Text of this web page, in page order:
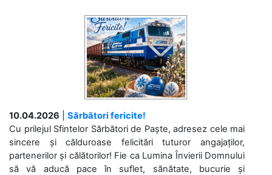
10.04.2026
Sărbători fericite!
Cu prilejul Sfintelor Sărbători de Paște, adresez cele mai
sincere și călduroase felicitări tuturor angajaților,
partenerilor și călătorilor! Fie ca Lumina Învierii Domnului
să vă aducă pace în suflet, sănătate, bucurie și